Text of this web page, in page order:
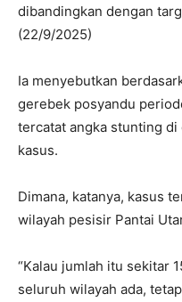
dibandingkan dengan
(22/9/2025)
Ia menyebutkan
gerebek posyandu
tercatat angka stunting di
kasus.
Dimana, katanya, kasus
wilayah pesisir Pantai
“Kalau jumlah itu sekitar
seluruh wilayah ada,